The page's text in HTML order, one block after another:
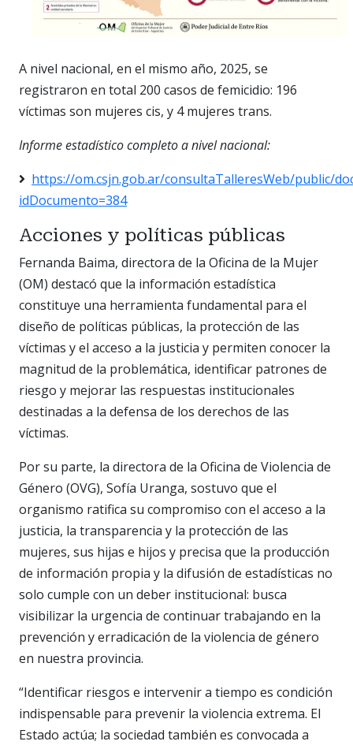
A nivel nacional, en el mismo año, 2025, se
registraron en total 200 casos de femicidio: 196
víctimas son mujeres cis, y 4 mujeres trans.
Informe estadístico completo a nivel nacional:
https://om.csjn.gob.ar/consultaTalleresWeb/public/
idDocumento=384
Acciones y políticas públicas
Fernanda Baima, directora de la Oficina de la Mujer
(OM) destacó que la información estadística
constituye una herramienta fundamental para el
diseño de políticas públicas, la protección de las
víctimas y el acceso a la justicia y permiten conocer la
magnitud de la problemática, identificar patrones de
riesgo y mejorar las respuestas institucionales
destinadas a la defensa de los derechos de las
víctimas.
Por su parte, la directora de la Oficina de Violencia de
Género (OVG), Sofía Uranga, sostuvo que el
organismo ratifica su compromiso con el acceso a la
justicia, la transparencia y la protección de las
mujeres, sus hijas e hijos y precisa que la producción
de información propia y la difusión de estadísticas no
solo cumple con un deber institucional: busca
visibilizar la urgencia de continuar trabajando en la
prevención y erradicación de la violencia de género
en nuestra provincia.
“Identificar riesgos e intervenir a tiempo es condición
indispensable para prevenir la violencia extrema. El
Estado actúa; la sociedad también es convocada a